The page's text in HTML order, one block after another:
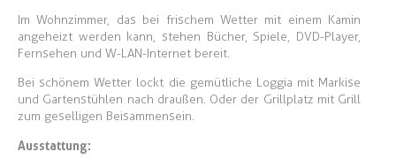
Im Wohnzimmer, das bei frischem Wetter mit einem Kamin
angeheizt werden kann, stehen Bücher, Spiele, DVD-Player,
Fernsehen und W-LAN-Internet bereit.
Bei schönem Wetter lockt die gemütliche Loggia mit Markise
und Gartenstühlen nach draußen. Oder der Grillplatz mit Grill
zum geselligen Beisammensein.
Ausstattung: